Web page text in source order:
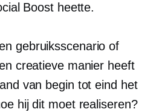
Boost heette.
gebruiksscenario of
creatieve manier heeft
van begin tot eind het
hij dit moet realiseren?